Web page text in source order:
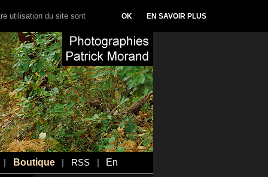
Boutique RSS En
utilisation du site sont OK EN SAVOIR PLUS